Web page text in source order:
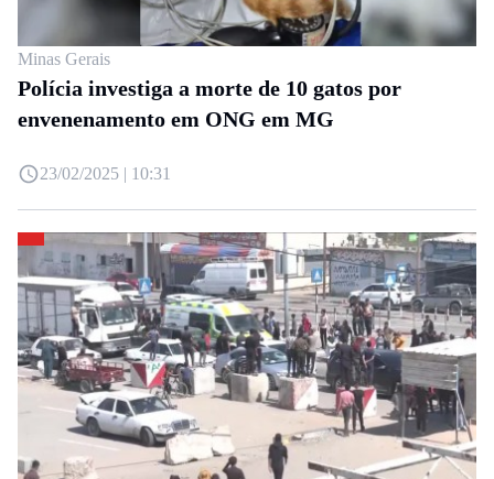
Minas Gerais
Polícia investiga a morte de 10 gatos por
envenenamento em ONG em MG
23/02/2025 | 10:31